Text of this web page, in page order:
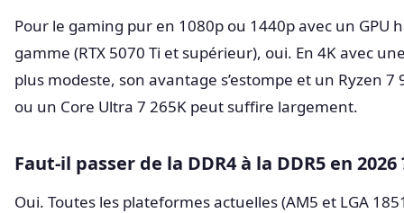
Pour le gaming pur en 1080p ou 1440p avec un GPU
gamme (RTX 5070 Ti et supérieur), oui. En 4K avec
plus modeste, son avantage s’estompe et un Ryzen 7
ou un Core Ultra 7 265K peut suffire largement.
Faut-il passer de la DDR4 à la DDR5 en 2026
Oui. Toutes les plateformes actuelles (AM5 et LGA